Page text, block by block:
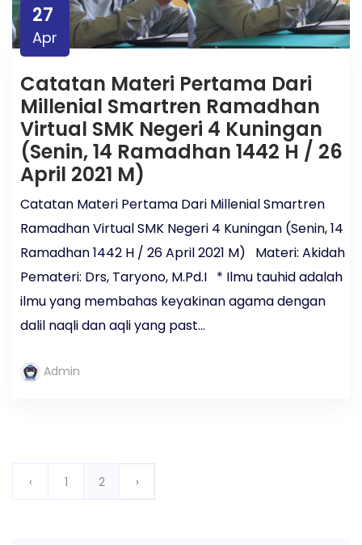
27
Apr
Catatan Materi Pertama Dari
Millenial Smartren Ramadhan
Virtual SMK Negeri 4 Kuningan
(Senin, 14 Ramadhan 1442 H / 26
April 2021 M)
Catatan Materi Pertama Dari Millenial Smartren
Ramadhan Virtual SMK Negeri 4 Kuningan (Senin, 14
Ramadhan 1442 H / 26 April 2021 M) Materi: Akidah
Pemateri: Drs, Taryono, M.Pd.I * Ilmu tauhid adalah
ilmu yang membahas keyakinan agama dengan
dalil naqli dan aqli yang past...
Admin
‹ 1 2 ›